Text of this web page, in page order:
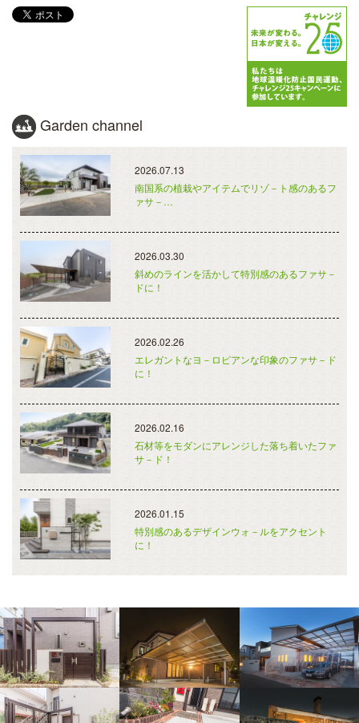
Garden channel
2026.07.13
南国系の植栽やアイテムでリゾ－ト感のあるフ
ァサ－…
2026.03.30
斜めのラインを活かして特別感のあるファサ－
ドに！
2026.02.26
エレガントなヨ－ロピアンな印象のファサ－ド
に！
2026.02.16
石材等をモダンにアレンジした落ち着いたファ
サ－ド！
2026.01.15
特別感のあるデザインウォ－ルをアクセント
に！